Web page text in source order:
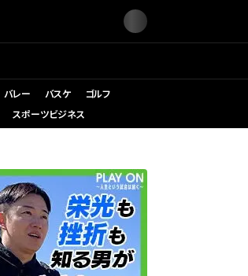
バレー バスケ
ゴルフ
スポーツビジネス